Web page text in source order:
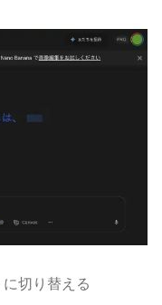
に切り替える